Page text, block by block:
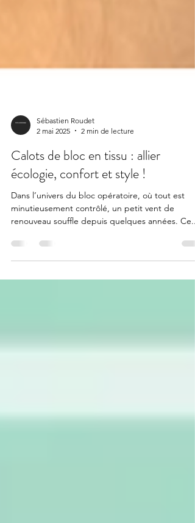
2 mai 2025
2 min de lecture
Calots de bloc en tissu : allier
écologie, confort et style !
Dans l’univers du bloc opératoire, où tout est
renouveau souffle depuis quelques années. Ce...